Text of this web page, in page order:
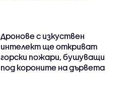
Дронове с изкуствен
интелект ще откриват
горски пожари, бушуващи
под короните на дървета